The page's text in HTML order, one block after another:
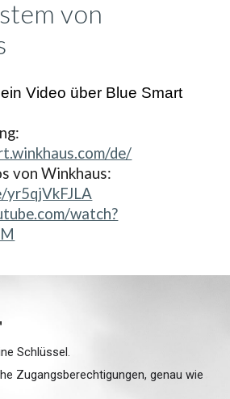
von
Video über Blue Smart
de/
von Winkhaus:
watch?
Schlüssel.
Zugangsberechtigungen, genau wie